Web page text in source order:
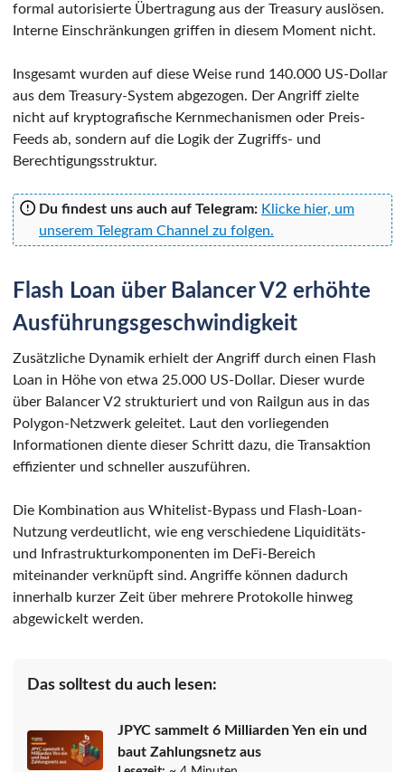
formal autorisierte Übertragung aus der Treasury auslösen.
Interne Einschränkungen griffen in diesem Moment nicht.
Insgesamt wurden auf diese Weise rund 140.000 US-Dollar
aus dem Treasury-System abgezogen. Der Angriff zielte
nicht auf kryptografische Kernmechanismen oder Preis-
Feeds ab, sondern auf die Logik der Zugriffs- und
Berechtigungsstruktur.
Du findest uns auch auf Telegram: Klicke hier, um
unserem Telegram Channel zu folgen.
Flash Loan über Balancer V2 erhöhte
Ausführungsgeschwindigkeit
Zusätzliche Dynamik erhielt der Angriff durch einen Flash
Loan in Höhe von etwa 25.000 US-Dollar. Dieser wurde
über Balancer V2 strukturiert und von Railgun aus in das
Polygon-Netzwerk geleitet. Laut den vorliegenden
Informationen diente dieser Schritt dazu, die Transaktion
effizienter und schneller auszuführen.
Die Kombination aus Whitelist-Bypass und Flash-Loan-
Nutzung verdeutlicht, wie eng verschiedene Liquiditäts-
und Infrastrukturkomponenten im DeFi-Bereich
miteinander verknüpft sind. Angriffe können dadurch
innerhalb kurzer Zeit über mehrere Protokolle hinweg
abgewickelt werden.
Das solltest du auch lesen:
JPYC sammelt 6 Milliarden Yen ein und
baut Zahlungsnetz aus